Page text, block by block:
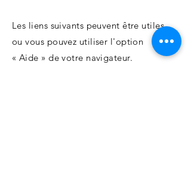
Les liens suivants peuvent être utiles,
ou vous pouvez utiliser l'option
« Aide » de votre navigateur.